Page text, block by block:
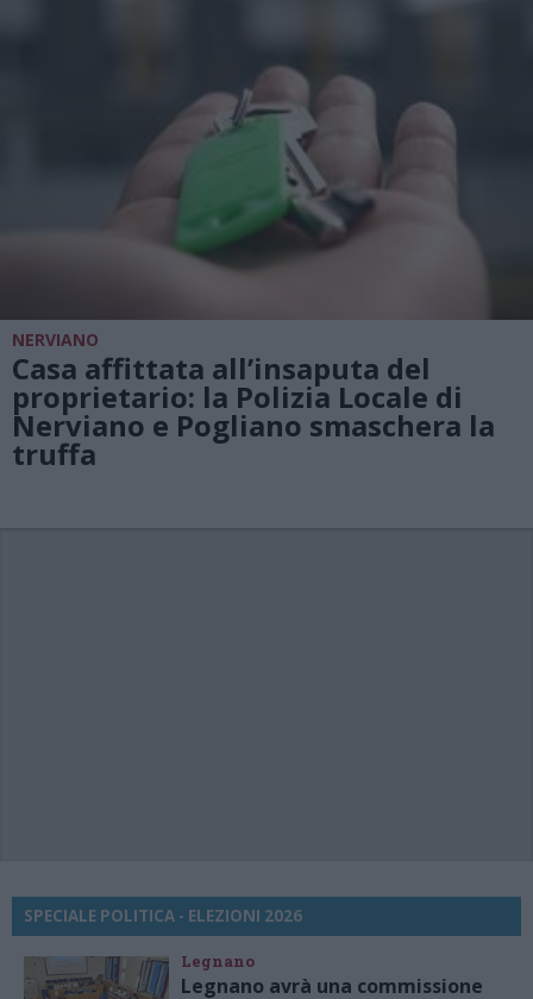
NERVIANO
Casa affittata all’insaputa del
proprietario: la Polizia Locale di
Nerviano e Pogliano smaschera la
truffa
SPECIALE POLITICA - ELEZIONI 2026
Legnano
Legnano avrà una commissione